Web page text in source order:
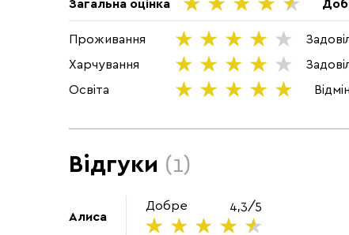
Загальна оцінка
Проживання
Харчування
Освіта
Відгуки (1)
Алиса
Добре
4,3/5